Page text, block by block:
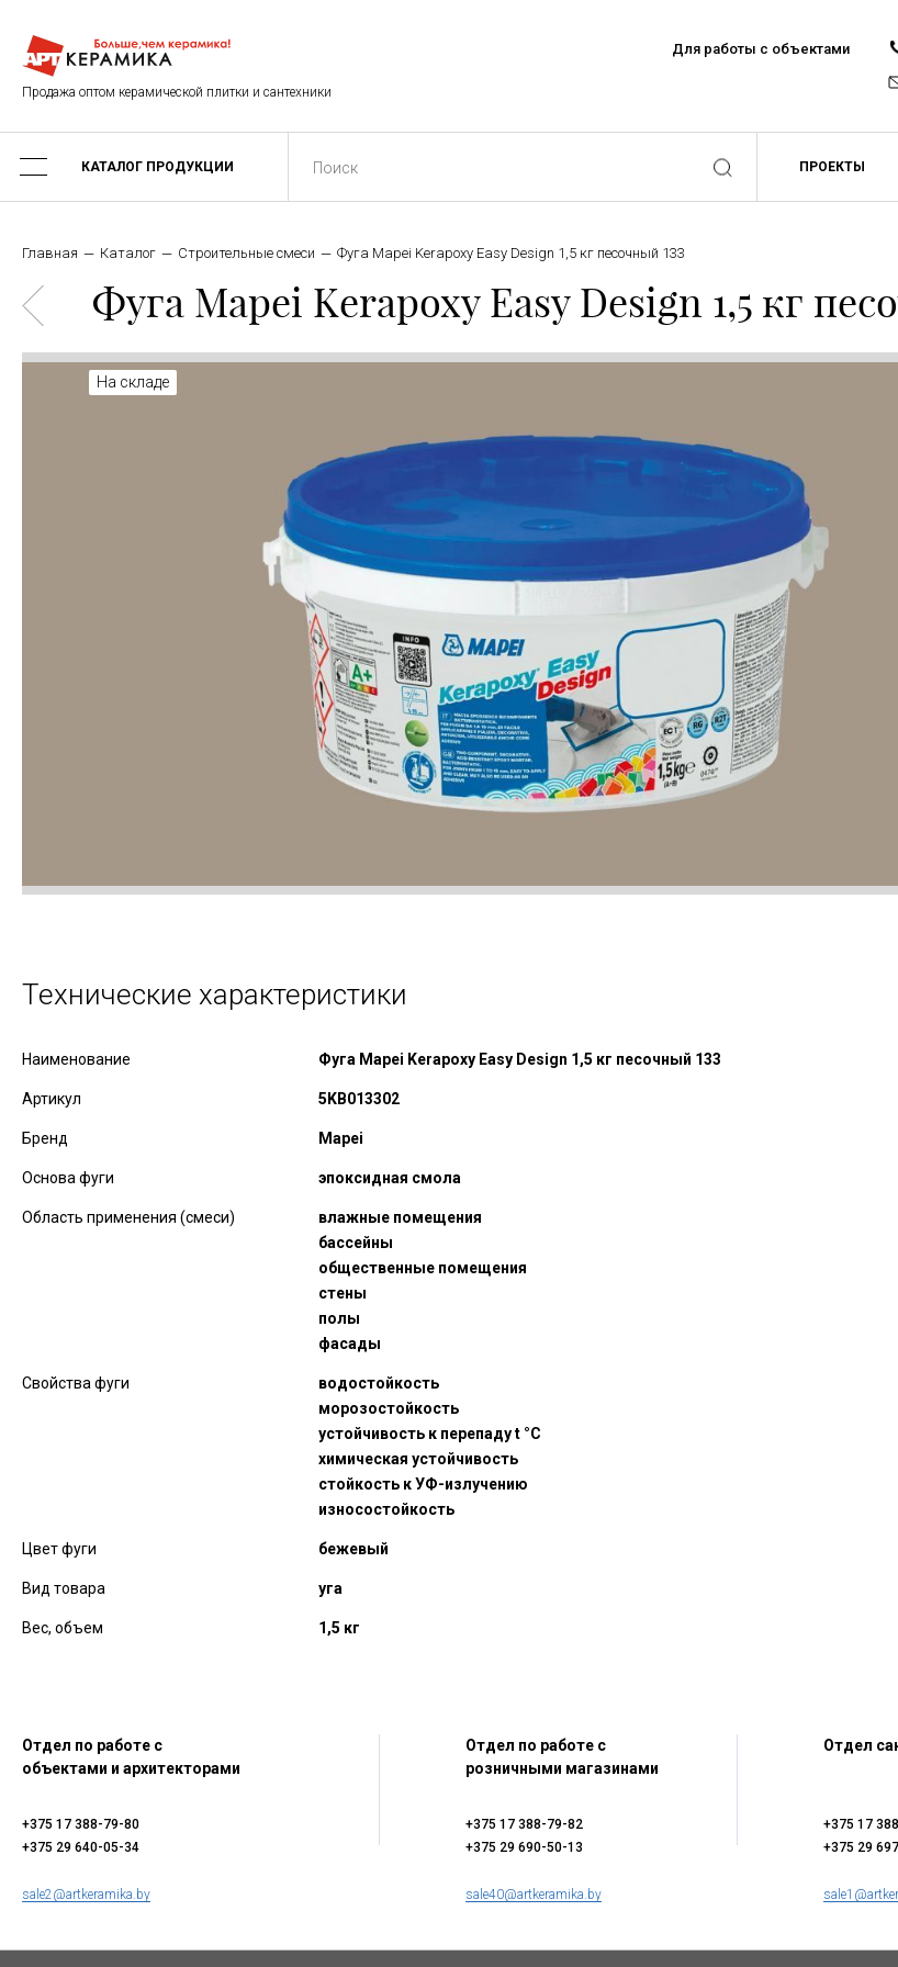
Продажа оптом керамической плитки и сантехники
Для работы с объектами
КАТАЛОГ ПРОДУКЦИИ ПРОЕКТЫ
Главная Каталог Строительные смеси Фуга Mapei Kerapoxy Easy Design 1,5 кг песочный 133
Фуга Mapei Kerapoxy Easy Design 1,5 кг
На складе
Технические характеристики
Наименование Фуга Mapei Kerapoxy Easy Design 1,5 кг песочный 133
Артикул 5KB013302
Бренд Mapei
Основа фуги эпоксидная смола
Область применения (смеси)
влажные помещения
бассейны
общественные помещения
стены
полы
фасады
Свойства фуги
водостойкость
морозостойкость
устойчивость к перепаду t °C
химическая устойчивость
стойкость к УФ-излучению
износостойкость
Цвет фуги бежевый
Вид товара уга
Вес, объем 1,5 кг
Отдел по работе с
объектами и архитекторами
+375 17 388-79-80
+375 29 640-05-34
sale2@artkeramika.by
Отдел по работе с
розничными магазинами
+375 17 388-79-82
+375 29 690-50-13
sale40@artkeramika.by
Отдел
+375 17
+375 29